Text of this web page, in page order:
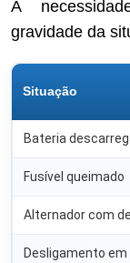
A
gravidade da
Situação
Bateria
Fusível queimado
Alternador com
Desligamento em